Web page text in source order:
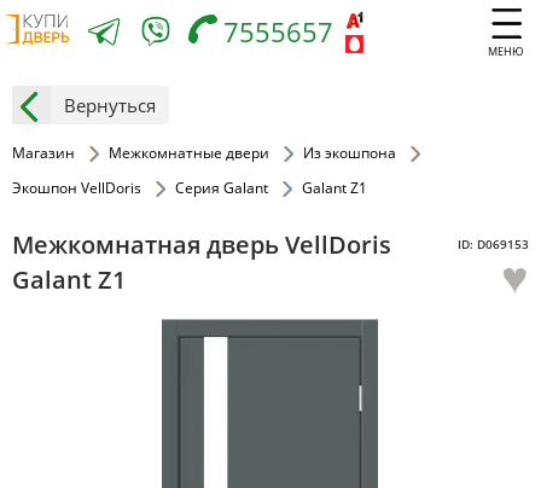
МЕНЮ
7555657
Вернуться
Магазин Межкомнатные двери
Из экошпона
Экошпон VellDoris
Серия Galant Galant Z1
Межкомнатная дверь VellDoris
Galant Z1
ID: D069153
♥